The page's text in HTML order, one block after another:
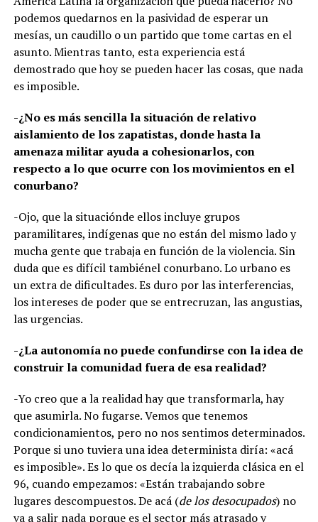
podemos quedarnos en la pasividad de esperar un
mesías, un caudillo o un partido que tome cartas en el
asunto. Mientras tanto, esta experiencia está
demostrado que hoy se pueden hacer las cosas, que nada
es imposible.
-¿No es más sencilla la situación de relativo
aislamiento de los zapatistas, donde hasta la
amenaza militar ayuda a cohesionarlos, con
respecto a lo que ocurre con los movimientos en el
conurbano?
-Ojo, que la situaciónde ellos incluye grupos
paramilitares, indígenas que no están del mismo lado y
mucha gente que trabaja en función de la violencia. Sin
duda que es difícil tambiénel conurbano. Lo urbano es
un extra de dificultades. Es duro por las interferencias,
los intereses de poder que se entrecruzan, las angustias,
las urgencias.
-¿La autonomía no puede confundirse con la idea de
construir la comunidad fuera de esa realidad?
-Yo creo que a la realidad hay que transformarla, hay
que asumirla. No fugarse. Vemos que tenemos
condicionamientos, pero no nos sentimos determinados.
Porque si uno tuviera una idea determinista diría: «acá
es imposible». Es lo que os decía la izquierda clásica en el
96, cuando empezamos: «Están trabajando sobre
lugares descompuestos. De acá (de los desocupados) no
va a salir nada porque es el sector más atrasado y